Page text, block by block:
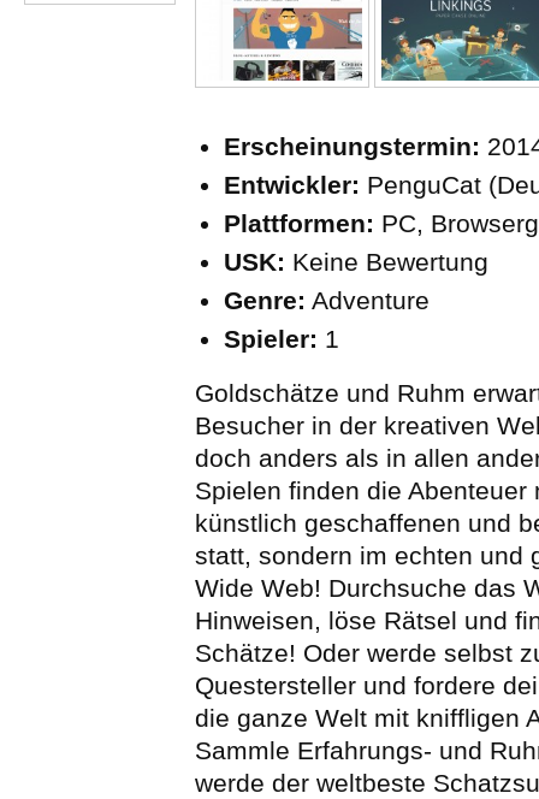
Erscheinungstermin:
Entwickler: PenguCat
Plattformen: PC,
USK: Keine Bewertung
Genre: Adventure
Spieler: 1
Goldschätze und Ruhm
Besucher in der kreativen
doch anders als in allen
Spielen finden die Abenteuer
künstlich geschaffenen und
statt, sondern im echten und
Wide Web! Durchsuche das
Hinweisen, löse Rätsel und
Schätze! Oder werde selbst
Questersteller und fordere
die ganze Welt mit kniffligen
Sammle Erfahrungs- und
werde der weltbeste